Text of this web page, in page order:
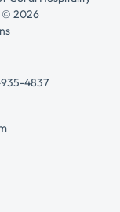
© 2026
4837